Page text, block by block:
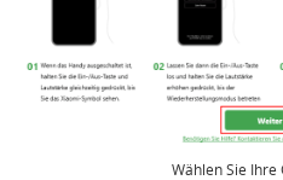
Wählen Sie